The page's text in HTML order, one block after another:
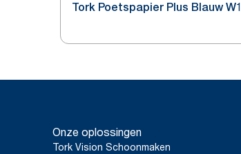
Tork Poetspapier Plus Blauw W1
Onze oplossingen
Tork Vision Schoonmaken